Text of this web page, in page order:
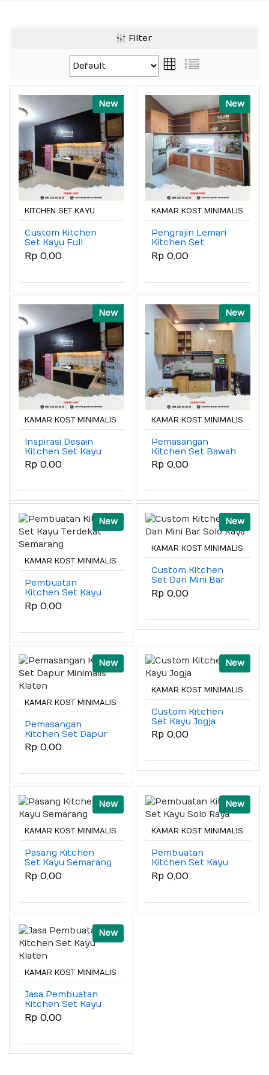
Filter
New
KITCHEN SET KAYU
Custom Kitchen
Set Kayu Full
Plafon Klaten Jogja
Solo Raya
Rp 0,00
New
KAMAR KOST MINIMALIS
Pengrajin Lemari
Kitchen Set
Custom Solo Raya
Rp 0,00
New
KAMAR KOST MINIMALIS
Inspirasi Desain
Kitchen Set Kayu
Minimalis Klaten
Rp 0,00
New
KAMAR KOST MINIMALIS
Pemasangan
Kitchen Set Bawah
Dan Atas Jogja
Rp 0,00
New
KAMAR KOST MINIMALIS
Pembuatan
Kitchen Set Kayu
Terdekat
Semarang
Rp 0,00
New
KAMAR KOST MINIMALIS
Custom Kitchen
Set Dan Mini Bar
Solo Raya
Rp 0,00
New
KAMAR KOST MINIMALIS
Pemasangan
Kitchen Set Dapur
Minimalis Klaten
Rp 0,00
New
KAMAR KOST MINIMALIS
Custom Kitchen
Set Kayu Jogja
Rp 0,00
New
KAMAR KOST MINIMALIS
Pasang Kitchen
Set Kayu Semarang
Rp 0,00
New
KAMAR KOST MINIMALIS
Pembuatan
Kitchen Set Kayu
Solo Raya
Rp 0,00
New
KAMAR KOST MINIMALIS
Jasa Pembuatan
Kitchen Set Kayu
Klaten
Rp 0,00